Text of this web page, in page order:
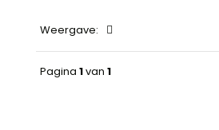
Weergave:
Pagina 1van 1